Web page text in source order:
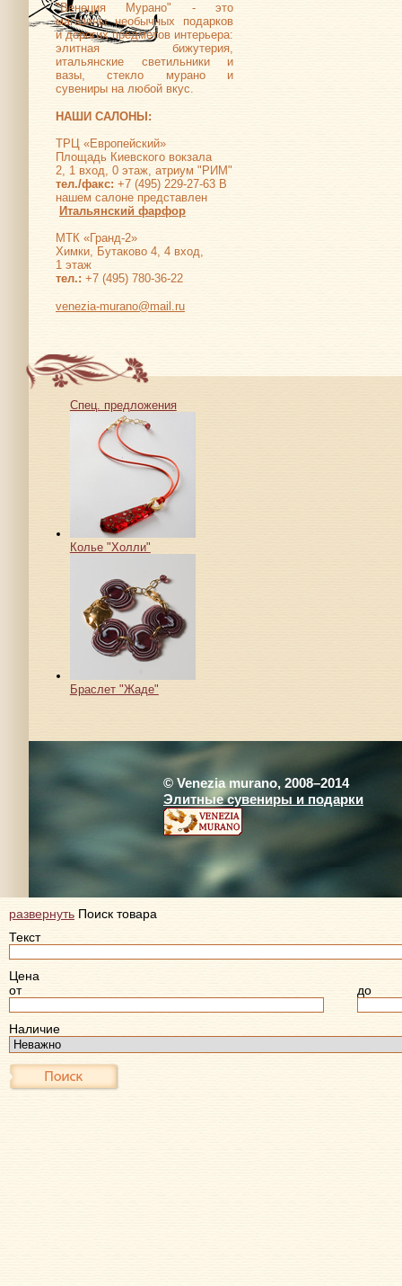
"Венеция Мурано" - это
магазины необычных подарков
и дорогих предметов интерьера:
элитная бижутерия,
итальянские светильники и
вазы, стекло мурано и
сувениры на любой вкус.
НАШИ САЛОНЫ:
ТРЦ «Европейский»
Площадь Киевского вокзала
2, 1 вход, 0 этаж, атриум "РИМ"
тел./факс: +7 (495) 229-27-63 В
нашем салоне представлен
Итальянский фарфор
МТК «Гранд-2»
Химки, Бутаково 4, 4 вход,
1 этаж
тел.: +7 (495) 780-36-22
venezia-murano@mail.ru
Спец. предложения
Колье "Холли"
Браслет "Жаде"
© Venezia murano, 2008–2014
Элитные сувениры и подарки
развернуть Поиск товара
Текст
Цена
от
до
Наличие